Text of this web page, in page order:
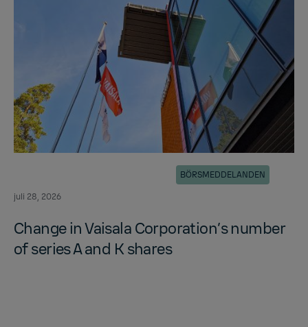
juli 28, 2026
BÖRSMEDDELANDEN
Change in Vaisala Cor­po­ra­tion’s num­ber
of se­ries A and K shares